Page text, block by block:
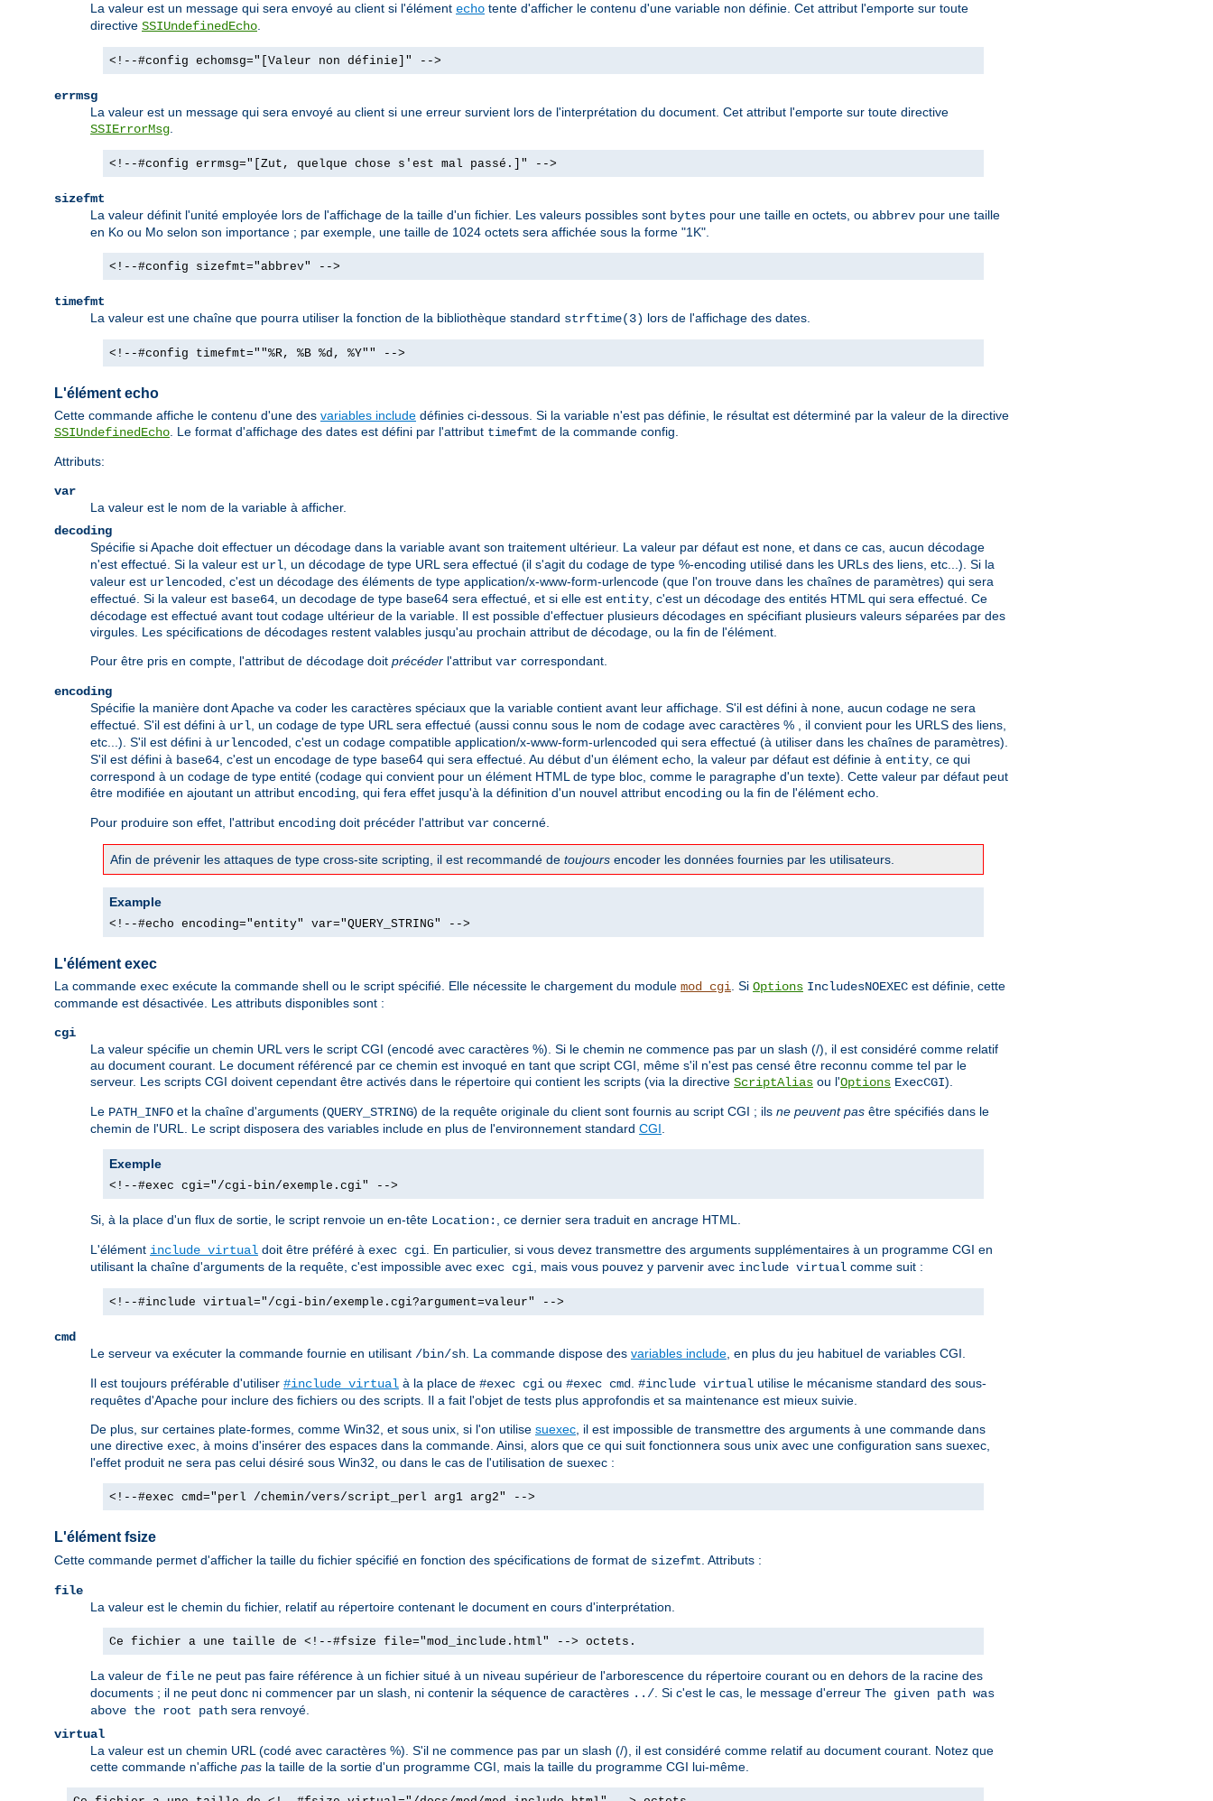
La valeur est un message qui sera envoyé au client si l'élément echo tente d'afficher le contenu d'une variable non définie. Cet attribut l'emporte sur toute
directive SSIUndefinedEcho
<!--#config echomsg="[Valeur non définie]" -->
errmsg
La valeur est un message qui sera envoyé au client si une erreur survient lors de l'interprétation du document. Cet attribut l'emporte sur toute directive
SSIErrorMsg
<!--#config errmsg="[Zut, quelque chose s'est mal passé.]" -->
sizefmt
La valeur définit l'unité employée lors de l'affichage de la taille d'un fichier. Les valeurs possibles sont bytes pour une taille en octets, ou abbrev pour une taille
en Ko ou Mo selon son importance ; par exemple, une taille de 1024 octets sera affichée sous la forme "1K".
<!--#config sizefmt="abbrev" -->
timefmt
La valeur est une chaîne que pourra utiliser la fonction de la bibliothèque standard strftime(3) lors de l'affichage des dates.
<!--#config timefmt=""%R, %B %d, %Y"" -->
L'élément echo
Cette commande affiche le contenu d'une des variables include définies ci-dessous. Si la variable n'est pas définie, le résultat est déterminé par la valeur de la directive
SSIUndefinedEcho . Le format d'affichage des dates est défini par l'attribut timefmt de la commande config.
Attributs:
var
La valeur est le nom de la variable à afficher.
decoding
Spécifie si Apache doit effectuer un décodage dans la variable avant son traitement ultérieur. La valeur par défaut est none , et dans ce cas, aucun décodage
n'est effectué. Si la valeur est url , un décodage de type URL sera effectué (il s'agit du codage de type %-encoding utilisé dans les URLs des liens, etc...). Si la
valeur est urlencoded
, c'est un décodage des éléments de type application/x-www-form-urlencode (que l'on trouve dans les chaînes de paramètres) qui sera
effectué. Si la valeur est base64 , un decodage de type base64 sera effectué, et si elle est entity , c'est un décodage des entités HTML qui sera effectué. Ce
décodage est effectué avant tout codage ultérieur de la variable. Il est possible d'effectuer plusieurs décodages en spécifiant plusieurs valeurs séparées par des
virgules. Les spécifications de décodages restent valables jusqu'au prochain attribut de décodage, ou la fin de l'élément.
Pour être pris en compte, l'attribut de décodage doit précéder l'attribut var correspondant.
encoding
Spécifie la manière dont Apache va coder les caractères spéciaux que la variable contient avant leur affichage. S'il est défini à none , aucun codage ne sera
effectué. S'il est défini à url , un codage de type URL sera effectué (aussi connu sous le nom de codage avec caractères % , il convient pour les URLS des liens,
etc...). S'il est défini à urlencoded
, c'est un codage compatible application/x-www-form-urlencoded qui sera effectué (à utiliser dans les chaînes de paramètres).
S'il est défini à base64 , c'est un encodage de type base64 qui sera effectué. Au début d'un élément echo , la valeur par défaut est définie à entity , ce qui
correspond à un codage de type entité (codage qui convient pour un élément HTML de type bloc, comme le paragraphe d'un texte). Cette valeur par défaut peut
être modifiée en ajoutant un attribut encoding , qui fera effet jusqu'à la définition d'un nouvel attribut encoding ou la fin de l'élément echo.
Pour produire son effet, l'attribut encoding doit précéder l'attribut var concerné.
Afin de prévenir les attaques de type cross-site scripting, il est recommandé de toujours encoder les données fournies par les utilisateurs.
Example
<!--#echo encoding="entity" var="QUERY_STRING" -->
L'élément exec
La commande exec exécute la commande shell ou le script spécifié. Elle nécessite le chargement du module mod_cgi. Si Options IncludesNOEXEC est définie, cette
commande est désactivée. Les attributs disponibles sont :
cgi
La valeur spécifie un chemin URL vers le script CGI (encodé avec caractères %). Si le chemin ne commence pas par un slash (/), il est considéré comme relatif
au document courant. Le document référencé par ce chemin est invoqué en tant que script CGI, même s'il n'est pas censé être reconnu comme tel par le
serveur. Les scripts CGI doivent cependant être activés dans le répertoire qui contient les scripts (via la directive ScriptAlias ou l'Options ExecCGI).
Le PATH_INFO et la chaîne d'arguments (QUERY_STRING) de la requête originale du client sont fournis au script CGI ; ils ne peuvent pas être spécifiés dans le
chemin de l'URL. Le script disposera des variables include en plus de l'environnement standard CGI.
Exemple
<!--#exec cgi="/cgi-bin/exemple.cgi" -->
Si, à la place d'un flux de sortie, le script renvoie un en-tête Location: , ce dernier sera traduit en ancrage HTML.
L'élément include virtual doit être préféré à exec cgi. En particulier, si vous devez transmettre des arguments supplémentaires à un programme CGI en
utilisant la chaîne d'arguments de la requête, c'est impossible avec exec cgi, mais vous pouvez y parvenir avec include virtual comme suit :
<!--#include virtual="/cgi-bin/exemple.cgi?argument=valeur" -->
cmd
Le serveur va exécuter la commande fournie en utilisant /bin/sh. La commande dispose des variables include, en plus du jeu habituel de variables CGI.
Il est toujours préférable d'utiliser #include virtual à la place de #exec cgi ou #exec cmd. #include virtual utilise le mécanisme standard des sous-
requêtes d'Apache pour inclure des fichiers ou des scripts. Il a fait l'objet de tests plus approfondis et sa maintenance est mieux suivie.
De plus, sur certaines plate-formes, comme Win32, et sous unix, si l'on utilise suexec, il est impossible de transmettre des arguments à une commande dans
une directive exec, à moins d'insérer des espaces dans la commande. Ainsi, alors que ce qui suit fonctionnera sous unix avec une configuration sans suexec,
l'effet produit ne sera pas celui désiré sous Win32, ou dans le cas de l'utilisation de suexec :
<!--#exec cmd="perl /chemin/vers/script_perl arg1 arg2" -->
L'élément fsize
Cette commande permet d'afficher la taille du fichier spécifié en fonction des spécifications de format de sizefmt . Attributs :
file
La valeur est le chemin du fichier, relatif au répertoire contenant le document en cours d'interprétation.
Ce fichier a une taille de <!--#fsize file="mod_include.html" --> octets.
La valeur de file ne peut pas faire référence à un fichier situé à un niveau supérieur de l'arborescence du répertoire courant ou en dehors de la racine des
documents ; il ne peut donc ni commencer par un slash, ni contenir la séquence de caractères ../ . Si c'est le cas, le message d'erreur The given path was
above the root path sera renvoyé.
virtual
La valeur est un chemin URL (codé avec caractères %). S'il ne commence pas par un slash (/), il est considéré comme relatif au document courant. Notez que
cette commande n'affiche pas la taille de la sortie d'un programme CGI, mais la taille du programme CGI lui-même.